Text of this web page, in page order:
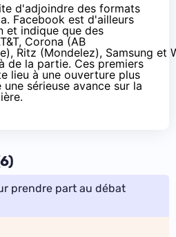
d'adjoindre des formats
Facebook est d'ailleurs
et indique que des
, Corona (AB
Ritz (Mondelez), Samsung et
de la partie. Ces premiers
lieu à une ouverture plus
sérieuse avance sur la
prendre part au débat